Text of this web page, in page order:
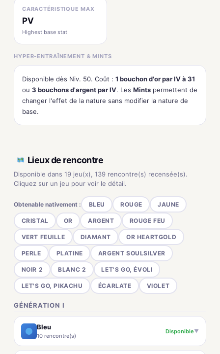
CARACTÉRISTIQUE MAX
PV
Highest base stat
HYPER-ENTRAÎNEMENT & MINTS
Disponible dès Niv. 50. Coût : 1 bouchon d'or par IV à 31
ou 3 bouchons d'argent par IV. Les Mints permettent de
changer l'effet de la nature sans modifier la nature de
base.
Lieux de rencontre
Disponible dans 19 jeu(x), 139 rencontre(s) recensée(s).
Cliquez sur un jeu pour voir le détail.
Obtenable nativement : BLEU ROUGE JAUNE
CRISTAL OR ARGENT ROUGE FEU
VERT FEUILLE DIAMANT OR HEARTGOLD
PERLE PLATINE ARGENT SOULSILVER
NOIR 2 BLANC 2 LET'S GO, ÉVOLI
LET'S GO, PIKACHU ÉCARLATE VIOLET
GÉNÉRATION I
Bleu
10 rencontre(s)
Disponible▼